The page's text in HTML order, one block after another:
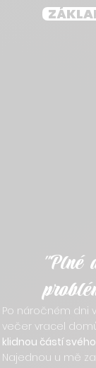
"Plné
Po náročném dni
večer vracel
klidnou částí
Najednou u mě